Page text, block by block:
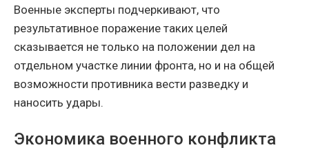
Военные эксперты подчеркивают, что
результативное поражение таких целей
сказывается не только на положении дел на
отдельном участке линии фронта, но и на общей
возможности противника вести разведку и
наносить удары.
Экономика военного конфликта